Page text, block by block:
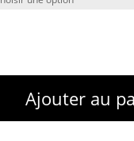
Ajouter au